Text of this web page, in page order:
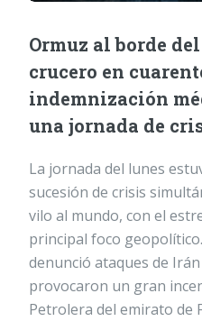
Ormuz al borde
crucero en
indemnización
una jornada de
La jornada del lunes
sucesión de crisis
vilo al mundo, con el
principal foco
denunció ataques de
provocaron un gran
Petrolera del emirato de